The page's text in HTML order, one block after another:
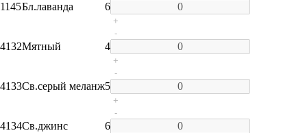
1145Бл.лаванда 6
+
4132Мятный 4
-
+
4133Св.серый меланж5
-
+
4134Св.джинс 6
-